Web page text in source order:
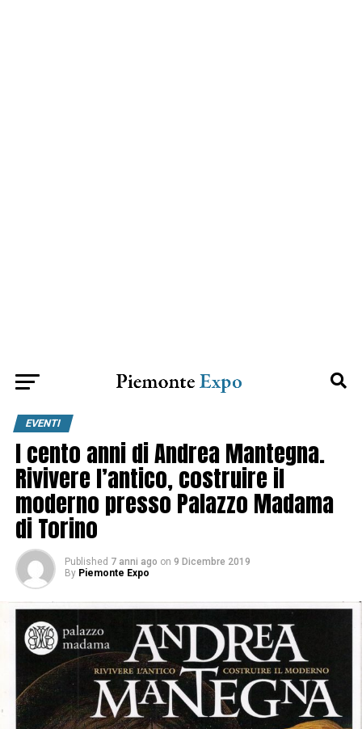
EVENTI
I cento anni di Andrea Mantegna.
Rivivere l’antico, costruire il
moderno presso Palazzo Madama
di Torino
Published 7 anni ago on 9 Dicembre 2019
By Piemonte Expo